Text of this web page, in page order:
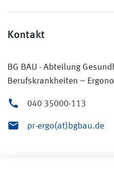
Kontakt
BG BAU - Abteilung
Berufskrankheiten –
040 35000-113
pr-ergo(at)bgbau.de